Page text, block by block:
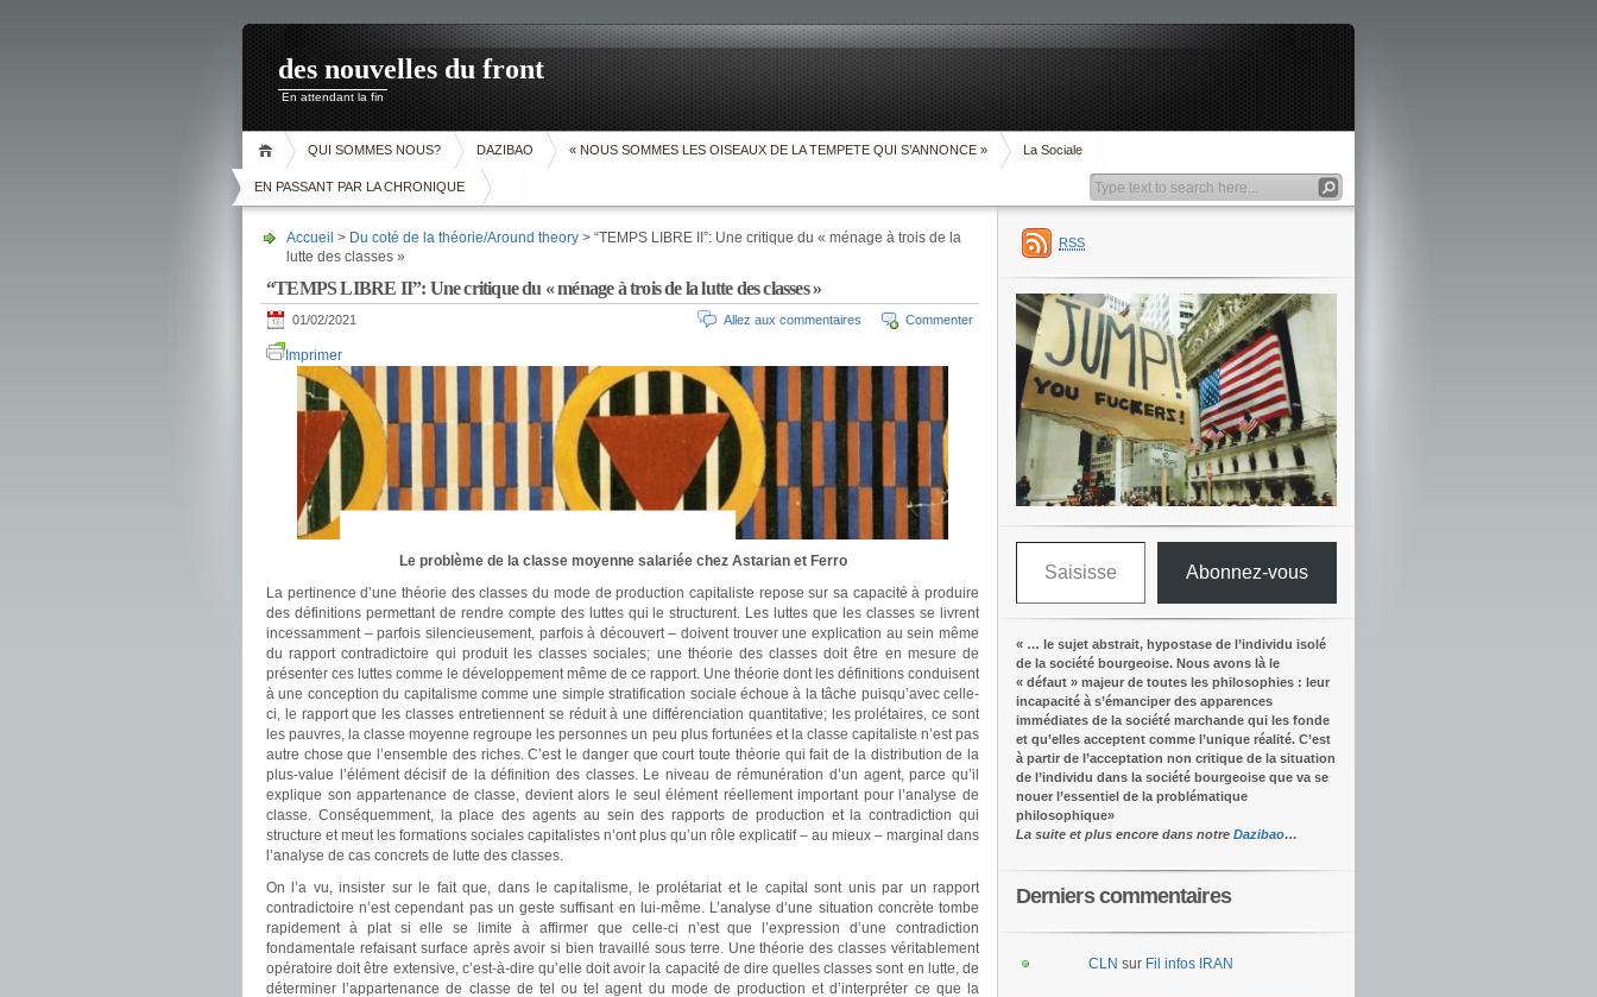
des nouvelles du front
En attendant la fin
QUI SOMMES NOUS? DAZIBAO « NOUS SOMMES LES OISEAUX DE LA TEMPETE QUI S’ANNONCE » La Sociale
EN PASSANT PAR LA CHRONIQUE
Accueil > Du coté de la théorie/Around theory > “TEMPS LIBRE II”: Une critique du « ménage à trois de la
lutte des classes »
“TEMPS LIBRE II”: Une critique du « ménage à trois de la lutte des classes »
01/02/2021 Commenter
Allez aux commentaires
Imprimer
Le problème de la classe moyenne salariée chez Astarian et Ferro
La pertinence d’une théorie des classes du mode de production capitaliste repose sur sa capacité à produire
des définitions permettant de rendre compte des luttes qui le structurent. Les luttes que les classes se livrent
incessamment – parfois silencieusement, parfois à découvert – doivent trouver une explication au sein même
du rapport contradictoire qui produit les classes sociales; une théorie des classes doit être en mesure de
présenter ces luttes comme le développement même de ce rapport. Une théorie dont les définitions conduisent
à une conception du capitalisme comme une simple stratification sociale échoue à la tâche puisqu’avec celle-
ci, le rapport que les classes entretiennent se réduit à une différenciation quantitative; les prolétaires, ce sont
les pauvres, la classe moyenne regroupe les personnes un peu plus fortunées et la classe capitaliste n’est pas
autre chose que l’ensemble des riches. C’est le danger que court toute théorie qui fait de la distribution de la
plus-value l’élément décisif de la définition des classes. Le niveau de rémunération d’un agent, parce qu’il
explique son appartenance de classe, devient alors le seul élément réellement important pour l’analyse de
classe. Conséquemment, la place des agents au sein des rapports de production et la contradiction qui
structure et meut les formations sociales capitalistes n’ont plus qu’un rôle explicatif – au mieux – marginal dans
l’analyse de cas concrets de lutte des classes.
On l’a vu, insister sur le fait que, dans le capitalisme, le prolétariat et le capital sont unis par un rapport
contradictoire n’est cependant pas un geste suffisant en lui-même. L’analyse d’une situation concrète tombe
rapidement à plat si elle se limite à affirmer que celle-ci n’est que l’expression d’une contradiction
fondamentale refaisant surface après avoir si bien travaillé sous terre. Une théorie des classes véritablement
opératoire doit être extensive, c’est-à-dire qu’elle doit avoir la capacité de dire quelles classes sont en lutte, de
déterminer l’appartenance de classe de tel ou tel agent du mode de production et d’interpréter ce que la
RSS
Saisissez votre adresse e-mail…
Abonnez-vous
« … le sujet abstrait, hypostase de l’individu isolé
de la société bourgeoise. Nous avons là le
« défaut » majeur de toutes les philosophies : leur
incapacité à s’émanciper des apparences
immédiates de la société marchande qui les fonde
et qu’elles acceptent comme l’unique réalité. C’est
à partir de l’acceptation non critique de la situation
de l’individu dans la société bourgeoise que va se
nouer l’essentiel de la problématique
philosophique»
La suite et plus encore dans notre Dazibao…
Derniers commentaires
CLN sur Fil infos IRAN